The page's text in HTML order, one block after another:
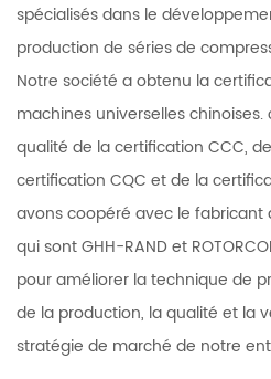
spécialisés dans le
production de séries de
Notre société a obtenu la
machines universelles
qualité de la certification CCC,
certification CQC et de la
avons coopéré avec le fabricant
qui sont GHH-RAND et
pour améliorer la technique de
de la production, la qualité et la
stratégie de marché de notre